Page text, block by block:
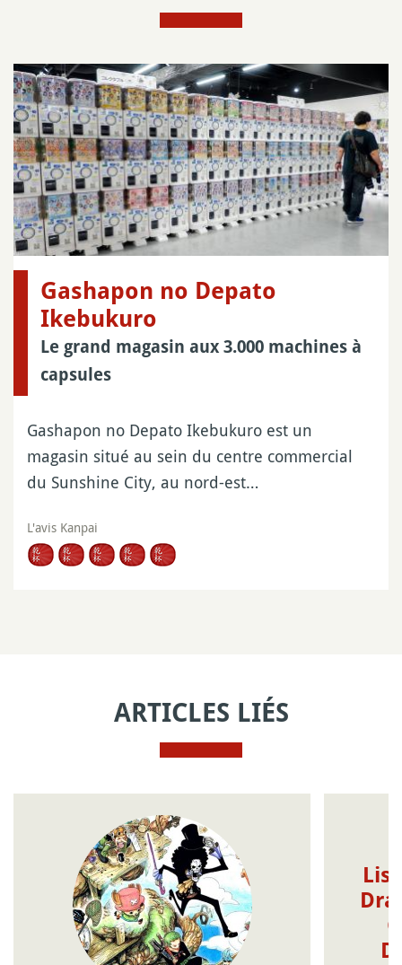
Gashapon no Depato
Ikebukuro
Le grand magasin aux 3.000 machines à
capsules
Gashapon no Depato Ikebukuro est un
magasin situé au sein du centre commercial
du Sunshine City, au nord-est…
L'avis Kanpai
ARTICLES LIÉS